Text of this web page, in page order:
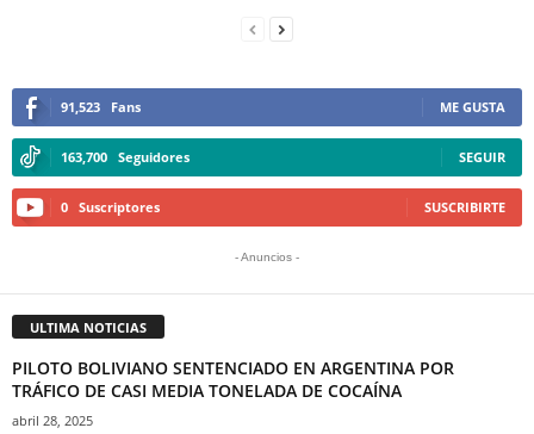
91,523 Fans ME GUSTA
163,700 Seguidores SEGUIR
0 Suscriptores SUSCRIBIRTE
- Anuncios -
ULTIMA NOTICIAS
PILOTO BOLIVIANO SENTENCIADO EN ARGENTINA POR
TRÁFICO DE CASI MEDIA TONELADA DE COCAÍNA
abril 28, 2025